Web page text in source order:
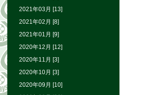
2021年03月 [13]
2021年02月 [8]
2021年01月 [9]
2020年12月 [12]
2020年11月 [3]
2020年10月 [3]
2020年09月 [10]